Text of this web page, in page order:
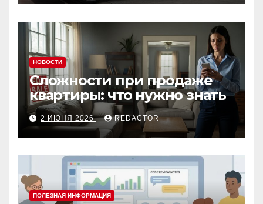
НОВОСТИ
Сложности при продаже
квартиры: что нужно знать
2 ИЮНЯ 2026 REDACTOR
ПОЛЕЗНАЯ ИНФОРМАЦИЯ